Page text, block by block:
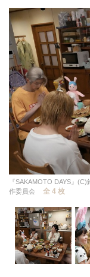
『SAKAMOTO DAYS』
作委員会
全 4 枚